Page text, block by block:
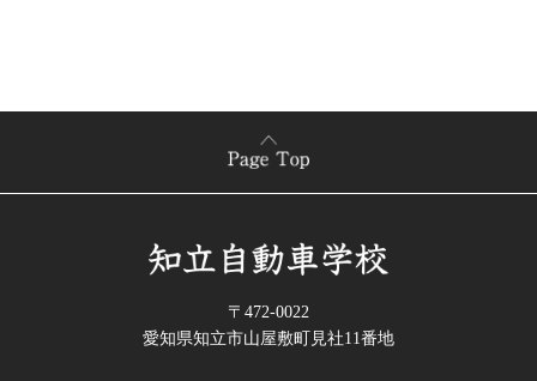
〒472-0022
愛知県知立市山屋敷町見社11番地